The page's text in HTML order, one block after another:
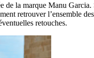
de la marque Manu
retrouver l’ensemble
retouches.